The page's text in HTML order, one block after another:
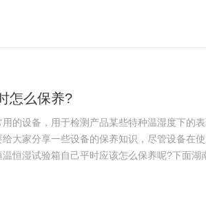
怎么保养?
设备，用于检测产品某些特种温湿度下的
大家分享一些设备的保养知识，尽管设备在
恒湿试验箱自己平时应该怎么保养呢?下面湖